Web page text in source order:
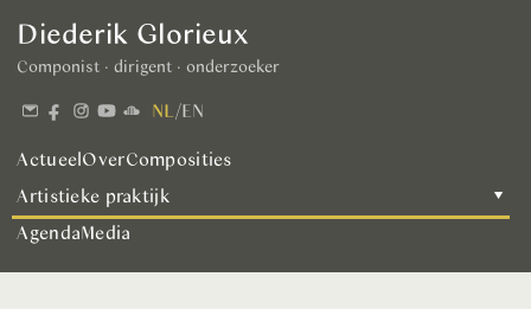
Diederik Glorieux
Componist · dirigent · onderzoeker
NL /EN
Actueel OverComposities
Artistieke praktijk
▾
AgendaMedia